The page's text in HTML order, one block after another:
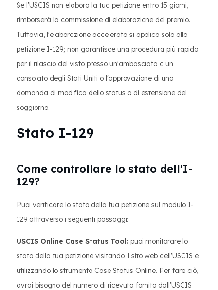
Se l'USCIS non elabora la tua petizione entro 15 giorni,
rimborserà la commissione di elaborazione del premio.
Tuttavia, l'elaborazione accelerata si applica solo alla
petizione I-129; non garantisce una procedura più rapida
per il rilascio del visto presso un'ambasciata o un
consolato degli Stati Uniti o l'approvazione di una
domanda di modifica dello status o di estensione del
soggiorno.
Stato I-129
Come controllare lo stato dell'I-
129?
Puoi verificare lo stato della tua petizione sul modulo I-
129 attraverso i seguenti passaggi:
USCIS Online Case Status Tool: puoi monitorare lo
stato della tua petizione visitando il sito web dell'USCIS e
utilizzando lo strumento Case Status Online. Per fare ciò,
avrai bisogno del numero di ricevuta fornito dall'USCIS